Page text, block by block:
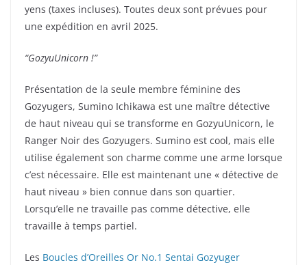
yens (taxes incluses). Toutes deux sont prévues pour
une expédition en avril 2025.
“GozyuUnicorn !”
Présentation de la seule membre féminine des
Gozyugers, Sumino Ichikawa est une maître détective
de haut niveau qui se transforme en GozyuUnicorn, le
Ranger Noir des Gozyugers. Sumino est cool, mais elle
utilise également son charme comme une arme lorsque
c’est nécessaire. Elle est maintenant une « détective de
haut niveau » bien connue dans son quartier.
Lorsqu’elle ne travaille pas comme détective, elle
travaille à temps partiel.
Les Boucles d’Oreilles Or No.1 Sentai Gozyuger